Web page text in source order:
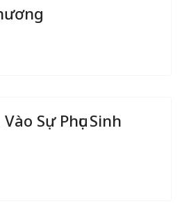
Sự Phục Sinh